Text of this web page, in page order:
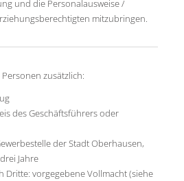
und die Personalausweise /
mitzubringen.
zusätzlich:
des Geschäftsführers oder
der Stadt Oberhausen,
Jahre
Dritte: vorgegebene Vollmacht (siehe